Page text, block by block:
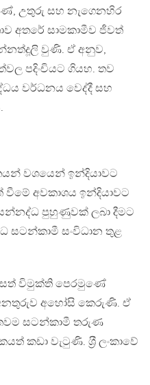
උතුරු සහ නැගෙනහිර
අතරේ සාමකාමීව ජීවත්
වුණි. ඒ අනුව,
පදිංචියට ගියහ. තව
වර්ධනය වෙද්දී සහ
වශයෙන් ඉන්දියාවට
වීමේ අවකාශය ඉන්දියාවට
පුහුණුවක් ලබා දීමට
සටන්කාමී සංවිධාන තුළ
විමුක්ති පෙරමුණේ
අනතුරුව අහෝසි කෙරුණි. ඒ
සටන්කාමී තරුණ
කඩා වැටුණි. ශ‍්‍රී ලංකාවේ